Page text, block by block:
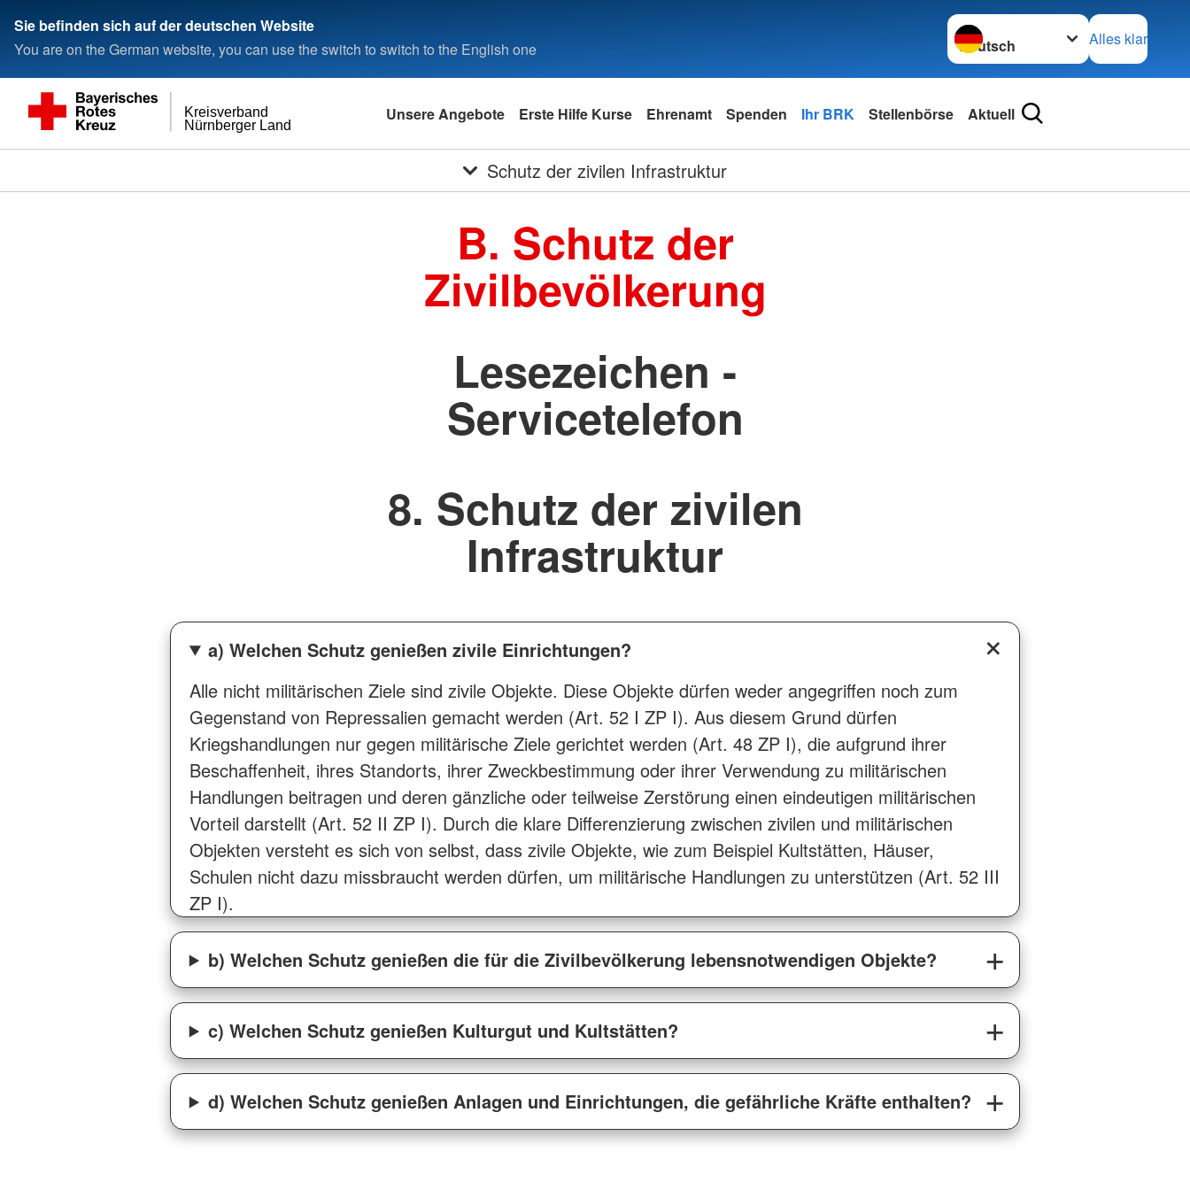
Sie befinden sich auf der deutschen Website
You are on the German website, you can use the switch to switch to the English one
Sprache wechseln zu
Alles klar
Nürnberger Land
Kreisverband Unsere Angebote Erste Hilfe Kurse Ehrenamt Spenden Ihr BRK Stellenbörse Aktuell
Schutz der zivilen Infrastruktur
B. Schutz der
Zivilbevölkerung
Lesezeichen -
Servicetelefon
8. Schutz der zivilen
Infrastruktur
a) Welchen Schutz genießen zivile Einrichtungen?
Alle nicht militärischen Ziele sind zivile Objekte. Diese Objekte dürfen weder angegriffen noch zum
Gegenstand von Repressalien gemacht werden (Art. 52 I ZP I). Aus diesem Grund dürfen
Kriegshandlungen nur gegen militärische Ziele gerichtet werden (Art. 48 ZP I), die aufgrund ihrer
Beschaffenheit, ihres Standorts, ihrer Zweckbestimmung oder ihrer Verwendung zu militärischen
Handlungen beitragen und deren gänzliche oder teilweise Zerstörung einen eindeutigen militärischen
Vorteil darstellt (Art. 52 II ZP I). Durch die klare Differenzierung zwischen zivilen und militärischen
Objekten versteht es sich von selbst, dass zivile Objekte, wie zum Beispiel Kultstätten, Häuser,
Schulen nicht dazu missbraucht werden dürfen, um militärische Handlungen zu unterstützen (Art. 52 III
ZP I).
b) Welchen Schutz genießen die für die Zivilbevölkerung lebensnotwendigen Objekte?
c) Welchen Schutz genießen Kulturgut und Kultstätten?
d) Welchen Schutz genießen Anlagen und Einrichtungen, die gefährliche Kräfte enthalten?